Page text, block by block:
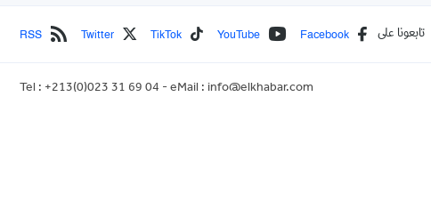
Facebook
YouTube
TikTok
Twitter
RSS
Tel : +213(0)023 31 69 04 - eMail :info@elkhabar.com